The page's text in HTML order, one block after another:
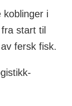
koblinger i
start til
fersk fisk.